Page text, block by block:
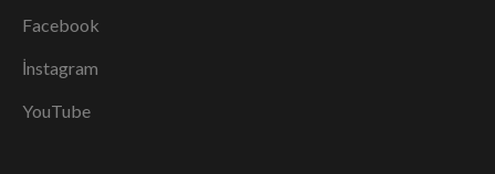
Facebook
İnstagram
YouTube